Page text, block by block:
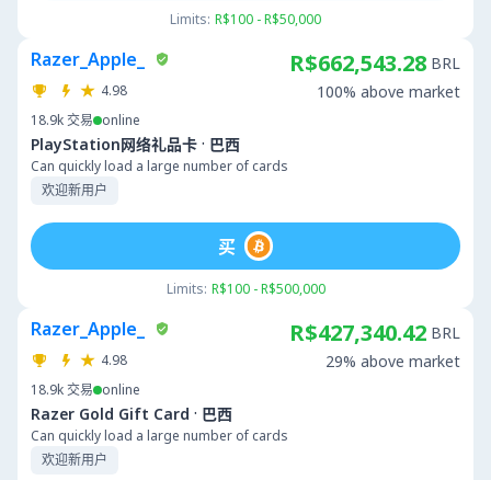
Limits: R$100 - R$50,000
Razer_Apple_
4.98
18.9k交易 online
PlayStation网络礼品卡 · 巴西
Can quickly load a large number of cards
欢迎新用户
R$662,543.28 BRL
100% above market
Limits: R$100 - R$500,000
买
Razer_Apple_
4.98
18.9k交易 online
Razer Gold Gift Card · 巴西
Can quickly load a large number of cards
欢迎新用户
R$427,340.42 BRL
29% above market